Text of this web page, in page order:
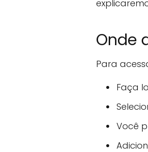
Onde
Para
Faça
Você